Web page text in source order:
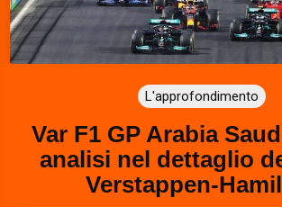
L'approfondimento
Var F1 GP Arabia
analisi nel dettaglio
Verstappen-